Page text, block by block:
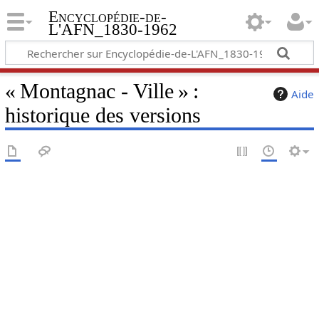
Encyclopédie-de-
L'AFN_1830-1962
Aide
« Montagnac - Ville » :
historique des versions